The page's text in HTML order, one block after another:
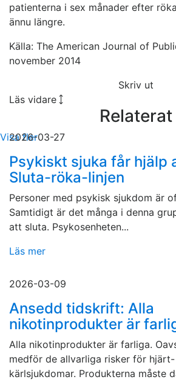
patienterna i sex månader efter
ännu längre.
Källa: The American Journal of
november 2014
Skriv ut
Läs vidare
Relaterat
2026-03-27
Psykiskt sjuka får hjälp
Sluta-röka-linjen
Personer med psykisk sjukdom är
Samtidigt är det många i denna
att sluta. Psykosenheten...
Läs mer
2026-03-09
Ansedd tidskrift: Alla
nikotinprodukter är
Alla nikotinprodukter är farliga.
medför de allvarliga risker för
kärlsjukdomar. Produkterna måste
Visa fler